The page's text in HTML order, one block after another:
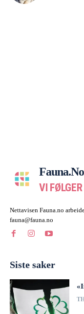
Fauna.no
VI
Nettavisen Fauna.no
fauna@fauna.no
Siste saker